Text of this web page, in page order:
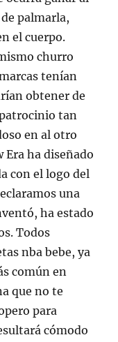
palmarla,
el cuerpo.
churro
tenían
obtener de
tan
en al otro
Era ha diseñado
con el logo del
una
ha estado
Todos
nba bebe, ya
común en
que no te
para
cómodo